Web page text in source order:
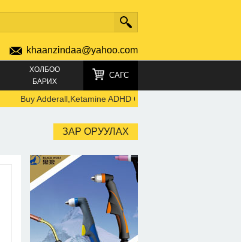
khaanzindaa@yahoo.com
ХОЛБОО
БАРИХ
САГС
Buy Adderall,Ketamine ADHD Online: TELEGRAM
ЗАР ОРУУЛАХ